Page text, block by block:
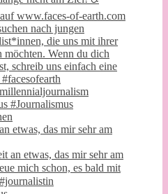
etwas, das mir sehr am